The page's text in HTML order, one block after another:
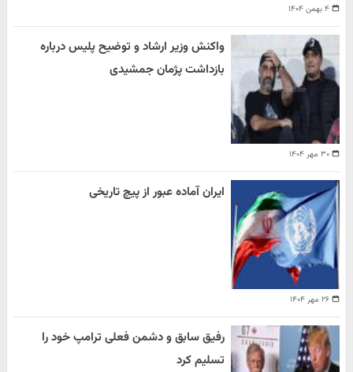
۴ بهمن ۱۴۰۴
۳۰ مهر ۱۴۰۴
واکنش وزیر ارشاد و توضیح پلیس درباره
بازداشت پژمان جمشیدی
۲۶ مهر ۱۴۰۴
ایران آماده عبور از پیچ تاریخی
رفیق سابق و دشمن فعلی ترامپ خود را
تسلیم کرد